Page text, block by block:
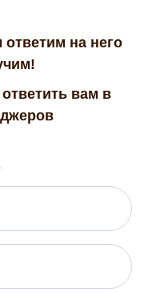
на него
вам в